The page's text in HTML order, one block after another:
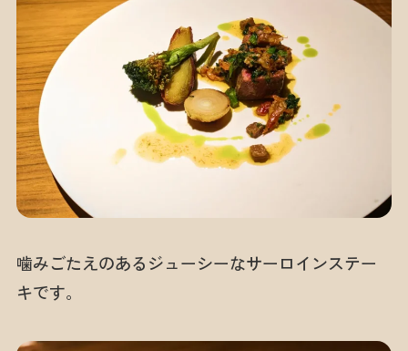
噛みごたえのあるジューシーなサーロインステー
キです。